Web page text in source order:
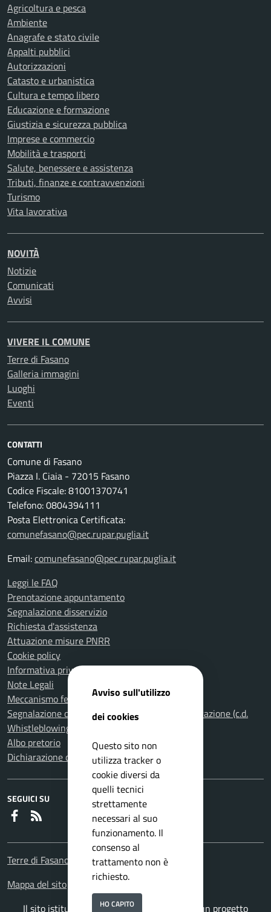
Agricoltura e pesca
Ambiente
Anagrafe e stato civile
Appalti pubblici
Autorizzazioni
Catasto e urbanistica
Cultura e tempo libero
Educazione e formazione
Giustizia e sicurezza pubblica
Imprese e commercio
Mobilità e trasporti
Salute, benessere e assistenza
Tributi, finanze e contravvenzioni
Turismo
Vita lavorativa
NOVITÀ
Notizie
Comunicati
Avvisi
VIVERE IL COMUNE
Terre di Fasano
Galleria immagini
Luoghi
Eventi
CONTATTI
Comune di Fasano
Piazza I. Ciaia - 72015 Fasano
Codice Fiscale: 81001370741
Telefono: 0804394111
Posta Elettronica Certificata:
comunefasano@pec.rupar.puglia.it
Email:comunefasano@pec.rupar.puglia.it
Leggi le FAQ
Prenotazione appuntamento
Segnalazione disservizio
Richiesta d'assistenza
Attuazione misure PNRR
Cookie policy
Informativa privacy
Note Legali
Meccanismo feedback per l'accessibilità
Segnalazione di illeciti nella Pubblica Amministrazione (c.d.
Whistleblowing)
Albo pretorio
Dichiarazione di accessibilità
SEGUICI SU
Faceboook
Terre di Fasano
Mappa del sito
Il sito istituzionale del Comune di Fasano è un progetto
Avviso sull'utilizzo
dei cookies
Questo sito non
utilizza tracker o
cookie diversi da
quelli tecnici
strettamente
necessari al suo
funzionamento. Il
consenso al
trattamento non è
richiesto.
HO CAPITO